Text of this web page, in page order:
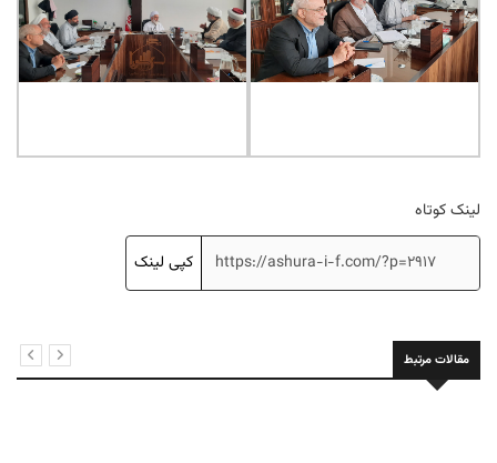
لینک کوتاه
کپی لینک
مقالات مرتبط